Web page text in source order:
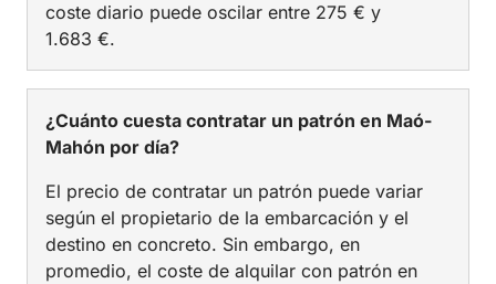
coste diario puede oscilar entre 275 € y
1.683 €.
¿Cuánto cuesta contratar un patrón en Maó-
Mahón por día?
El precio de contratar un patrón puede variar
según el propietario de la embarcación y el
destino en concreto. Sin embargo, en
promedio, el coste de alquilar con patrón en